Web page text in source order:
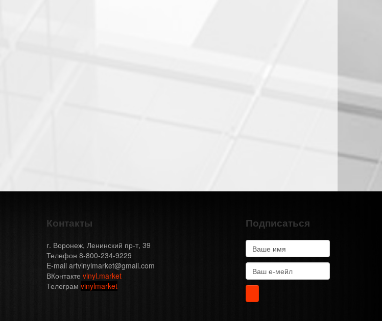
Контакты
г. Воронеж, Ленинский пр-т, 39
Телефон 8-800-234-9229
E-mail artvinylmarket@gmail.com
ВКонтакте vinyl.market
Телеграм vinylmarket
Подписаться